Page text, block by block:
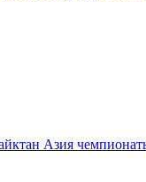
Азия